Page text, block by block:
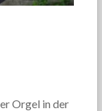
Orgel in der